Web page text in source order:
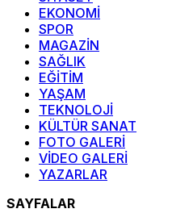
EKONOMİ
SPOR
MAGAZİN
SAĞLIK
EĞİTİM
YAŞAM
TEKNOLOJİ
KÜLTÜR SANAT
FOTO GALERİ
VİDEO GALERİ
YAZARLAR
SAYFALAR